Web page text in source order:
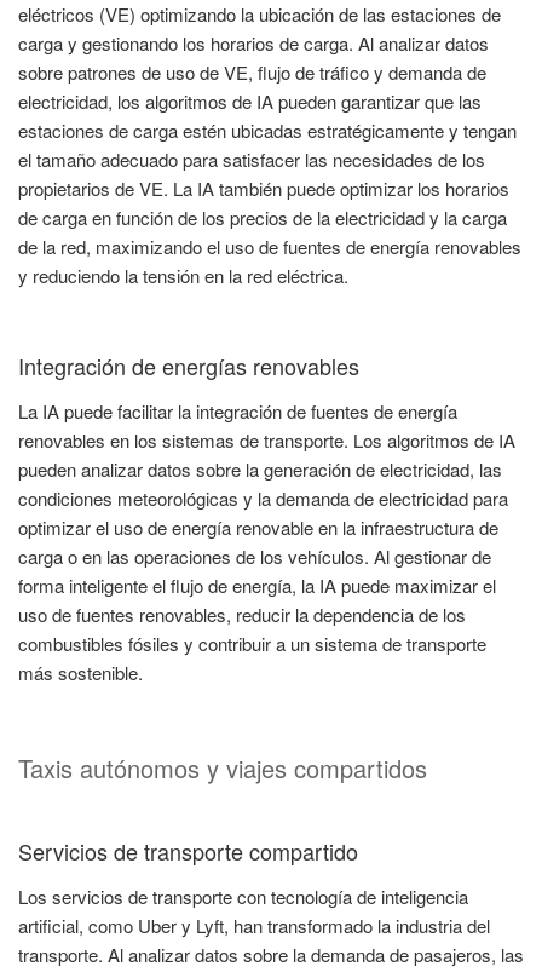
eléctricos (VE) optimizando la ubicación de las estaciones de
carga y gestionando los horarios de carga. Al analizar datos
sobre patrones de uso de VE, flujo de tráfico y demanda de
electricidad, los algoritmos de IA pueden garantizar que las
estaciones de carga estén ubicadas estratégicamente y tengan
el tamaño adecuado para satisfacer las necesidades de los
propietarios de VE. La IA también puede optimizar los horarios
de carga en función de los precios de la electricidad y la carga
de la red, maximizando el uso de fuentes de energía renovables
y reduciendo la tensión en la red eléctrica.
Integración de energías renovables
La IA puede facilitar la integración de fuentes de energía
renovables en los sistemas de transporte. Los algoritmos de IA
pueden analizar datos sobre la generación de electricidad, las
condiciones meteorológicas y la demanda de electricidad para
optimizar el uso de energía renovable en la infraestructura de
carga o en las operaciones de los vehículos. Al gestionar de
forma inteligente el flujo de energía, la IA puede maximizar el
uso de fuentes renovables, reducir la dependencia de los
combustibles fósiles y contribuir a un sistema de transporte
más sostenible.
Taxis autónomos y viajes compartidos
Servicios de transporte compartido
Los servicios de transporte con tecnología de inteligencia
artificial, como Uber y Lyft, han transformado la industria del
transporte. Al analizar datos sobre la demanda de pasajeros, las